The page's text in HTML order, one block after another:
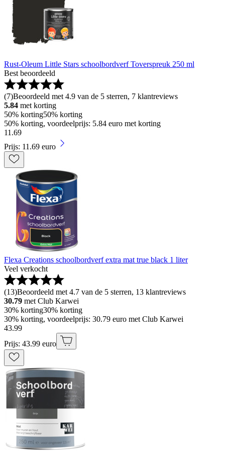
Rust-Oleum Little Stars schoolbordverf Toverspreuk 250 ml
Best beoordeeld
(7)Beoordeeld met 4.9 van de 5 sterren, 7 klantreviews
5.84 met korting
50% korting50% korting
50% korting, voordeelprijs: 5.84 euro met korting
11 .69
Prijs: 11.69 euro
Flexa Creations schoolbordverf extra mat true black 1 liter
Veel verkocht
(13)Beoordeeld met 4.7 van de 5 sterren, 13 klantreviews
30.79 met Club Karwei
30% korting30% korting
30% korting, voordeelprijs: 30.79 euro met Club Karwei
43.99
Prijs: 43.99 euro